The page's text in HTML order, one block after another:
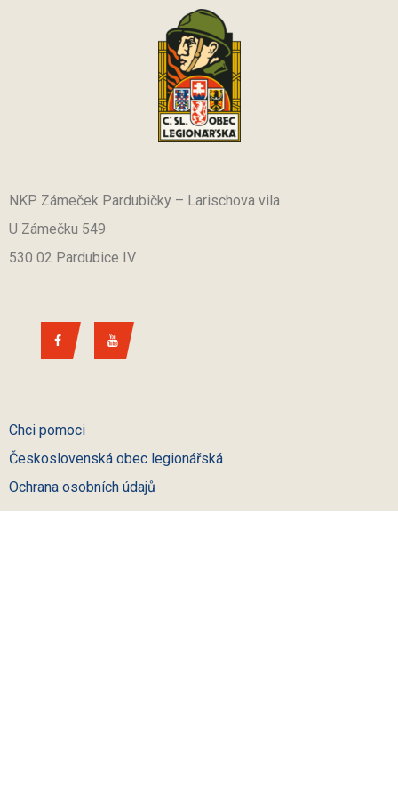
NKP Zámeček Pardubičky – Larischova vila
U Zámečku 549
530 02 Pardubice IV
Chci pomoci
Československá obec legionářská
Ochrana osobních údajů